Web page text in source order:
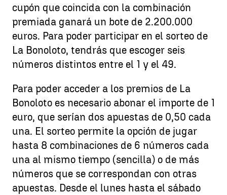
cupón que coincida con la combinación
premiada ganará un bote de 2.200.000
euros. Para poder participar en el sorteo de
La Bonoloto, tendrás que escoger seis
números distintos entre el 1 y el 49.
Para poder acceder a los premios de La
Bonoloto es necesario abonar el importe de 1
euro, que serían dos apuestas de 0,50 cada
una. El sorteo permite la opción de jugar
hasta 8 combinaciones de 6 números cada
una al mismo tiempo (sencilla) o de más
números que se correspondan con otras
apuestas. Desde el lunes hasta el sábado